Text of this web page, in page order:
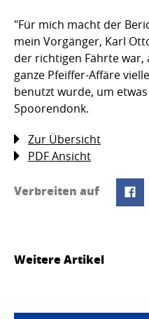
"Für mich macht der
mein Vorgänger, Karl
der richtigen Fährte
ganze Pfeiffer-Affäre
benutzt wurde, um
Spoorendonk.
Zur Übersicht
PDF Ansicht
Verbreiten auf
Weitere Artikel